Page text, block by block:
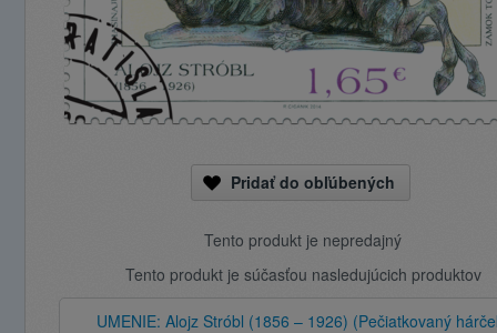
Pridať do obľúbených
Tento produkt je nepredajný
Tento produkt je súčasťou nasledujúcich produktov
UMENIE: Alojz Stróbl (1856 – 1926) (Pečiatkovaný